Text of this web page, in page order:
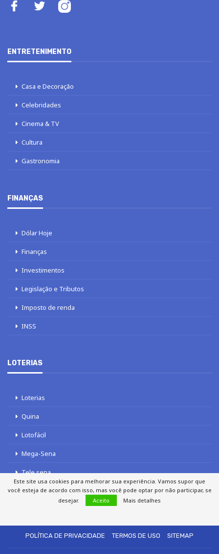
ENTRETENIMENTO
Casa e Decoração
Celebridades
Cinema & TV
Cultura
Gastronomia
FINANÇAS
Dólar Hoje
Finanças
Investimentos
Legislação e Tributos
Imposto de renda
INSS
LOTERIAS
Loterias
Quina
Lotofácil
Mega-Sena
Tele sena
POLÍTICA DE PRIVACIDADE
TERMOS DE USO SITEMAP
Este site usa cookies para melhorar sua experiência. Vamos supor que
você esteja de acordo com isso, mas você pode optar por não participar, se
desejar.
Aceito Mais detalhes